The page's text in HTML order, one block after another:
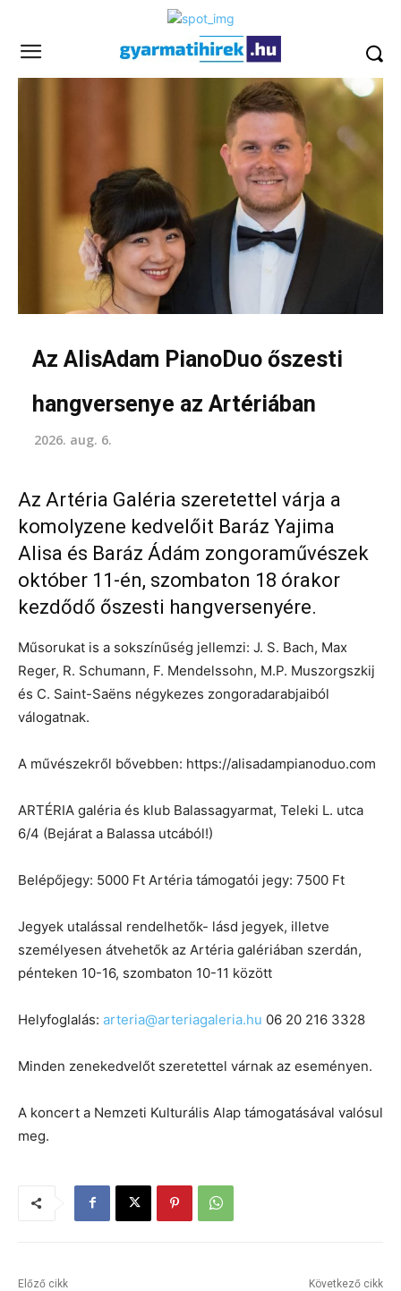
Az AlisAdam PianoDuo őszesti
hangversenye az Artériában
2026. aug. 6.
Az Artéria Galéria szeretettel várja a
komolyzene kedvelőit Baráz Yajima
Alisa és Baráz Ádám zongoraművészek
október 11-én, szombaton 18 órakor
kezdődő őszesti hangversenyére.
Műsorukat is a sokszínűség jellemzi: J. S. Bach, Max
Reger, R. Schumann, F. Mendelssohn, M.P. Muszorgszkij
és C. Saint-Saëns négykezes zongoradarabjaiból
válogatnak.
A művészekről bővebben: https://alisadampianoduo.com
ARTÉRIA galéria és klub Balassagyarmat, Teleki L. utca
6/4 (Bejárat a Balassa utcából!)
Belépőjegy: 5000 Ft Artéria támogatói jegy: 7500 Ft
Jegyek utalással rendelhetők- lásd jegyek, illetve
személyesen átvehetők az Artéria galériában szerdán,
pénteken 10-16, szombaton 10-11 között
Helyfoglalás: arteria@arteriagaleria.hu 06 20 216 3328
Minden zenekedvelőt szeretettel várnak az eseményen.
A koncert a Nemzeti Kulturális Alap támogatásával valósul
meg.
Előző cikk Következő cikk